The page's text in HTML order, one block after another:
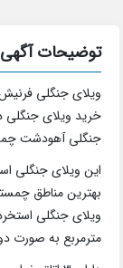
توضیحات آگهی
ویلای جنگلی
خرید ویلای جنگلی
جنگلی آهودشت
این ویلای جنگلی
بهترین مناطق
مترمربع به صورت